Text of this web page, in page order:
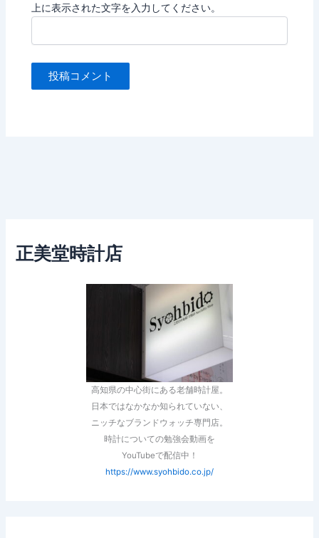
上に表示された文字を入力してください。
正美堂時計店
高知県の中心街にある老舗時計屋。
日本ではなかなか知られていない、
ニッチなブランドウォッチ専門店。
時計についての勉強会動画を
YouTubeで配信中！
https://www.syohbido.co.jp/